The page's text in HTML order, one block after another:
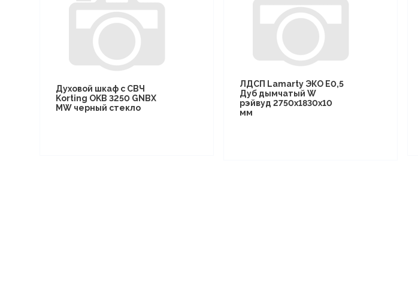
Духовой шкаф с СВЧ
Korting OKB 3250 GNBX
MW черный стекло
ЛДСП Lamarty ЭКО E0,5
Дуб дымчатый W
рэйвуд 2750х1830х10
мм